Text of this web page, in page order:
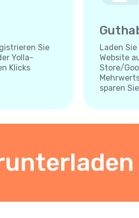
Sie
Yolla-
Klicks
Laden
Website
Store/
sparen